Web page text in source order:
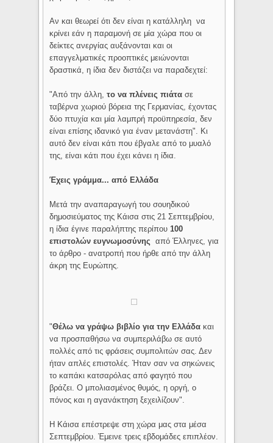
Αν και θεωρεί ότι δεν είναι η κατάλληλη να
κρίνει εάν η παραμονή σε μία χώρα που οι
δείκτες ανεργίας αυξάνονται και οι
επαγγελματικές προοπτικές μειώνονται
δραστικά, η ίδια δεν διστάζει να παραδεχτεί:
"Από την άλλη,το να πλένεις πιάτα σε
ταβέρνα χωριού βόρεια της Γερμανίας, έχοντας
δύο πτυχία και μία λαμπρή προϋπηρεσία, δεν
είναι επίσης ιδανικό για έναν μετανάστη". Κι
αυτό δεν είναι κάτι που έβγαλε από το μυαλό
της, είναι κάτι που έχει κάνει η ίδια.
Έχεις γράμμα... από Ελλάδα
Μετά την αναπαραγωγή του σουηδικού
δημοσιεύματος της Κάισα στις 21 Σεπτεμβρίου,
η ίδια έγινε παραλήπτης περίπου 100
επιστολών ευγνωμοσύνης από Έλληνες, για
το άρθρο - ανατροπή που ήρθε από την άλλη
άκρη της Ευρώπης.
"Θέλω να γράψω βιβλίο για την Ελλάδα και
να προσπαθήσω να συμπεριλάβω σε αυτό
πολλές από τις φράσεις συμπολιτών σας. Δεν
ήταν απλές επιστολές. Ήταν σαν να σηκώνεις
το καπάκι κατσαρόλας από φαγητό που
βράζει. Ο μπολιασμένος θυμός, η οργή, ο
πόνος και η αγανάκτηση ξεχειλίζουν".
Η Κάισα επέστρεψε στη χώρα μας στα μέσα
Σεπτεμβρίου. Έμεινε τρεις εβδομάδες επιπλέον.